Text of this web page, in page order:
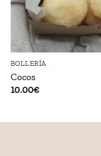
BOLLERÍA
Cocos
10.00€